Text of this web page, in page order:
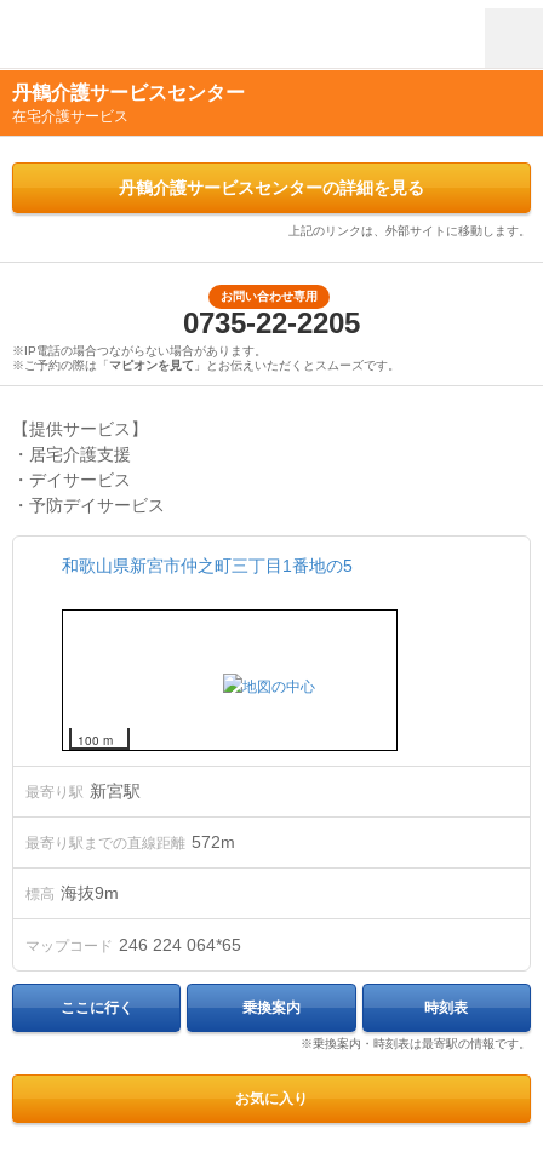
丹鶴介護サービスセンター
在宅介護サービス
丹鶴介護サービスセンターの詳細を見る
上記のリンクは、外部サイトに移動します。
お問い合わせ専用
0735-22-2205
※IP電話の場合つながらない場合があります。
※ご予約の際は「マピオンを見て 」とお伝えいただくとスムーズです。
【提供サービス】
・居宅介護支援
・デイサービス
・予防デイサービス
和歌山県新宮市仲之町三丁目1番地の5
100 m
最寄り駅 新宮駅
最寄り駅までの直線距離 572m
標高 海抜9m
マップコード 246 224 064*65
ここに行く 乗換案内 時刻表
※乗換案内・時刻表は最寄駅の情報です。
お気に入り